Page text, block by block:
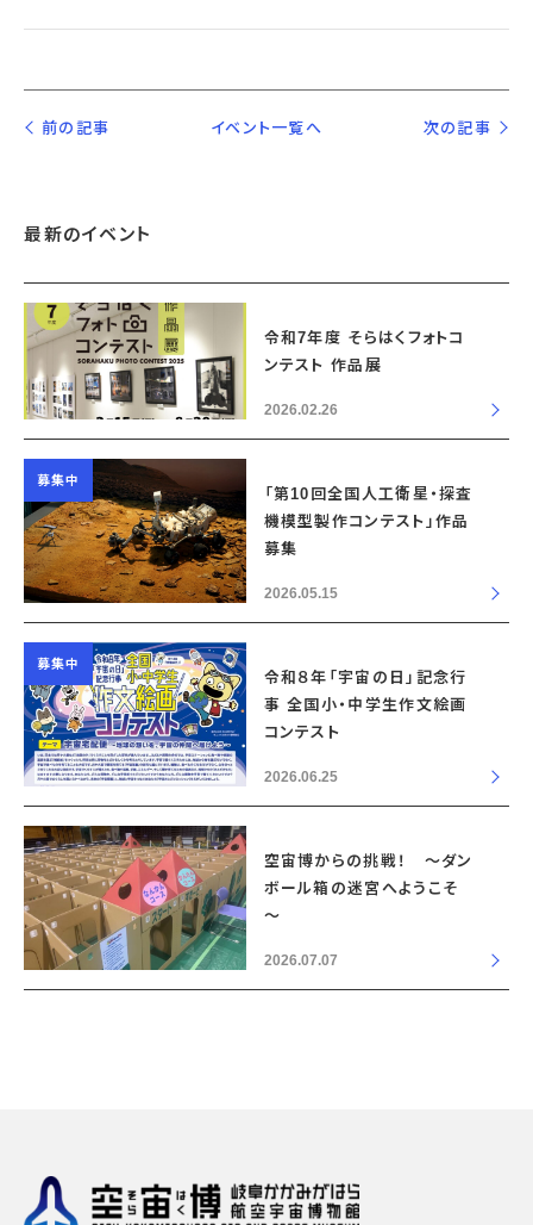
前の記事 イベント一覧へ 次の記事
最新のイベント
令和7年度 そらはくフォトコ
ンテスト 作品展
2026.02.26
募集中
「第10回全国人工衛星・探査
機模型製作コンテスト」作品
募集
2026.05.15
募集中
令和８年「宇宙の日」記念行
事 全国小・中学生作文絵画
コンテスト
2026.06.25
空宙博からの挑戦！ ～ダン
ボール箱の迷宮へようこそ
～
2026.07.07